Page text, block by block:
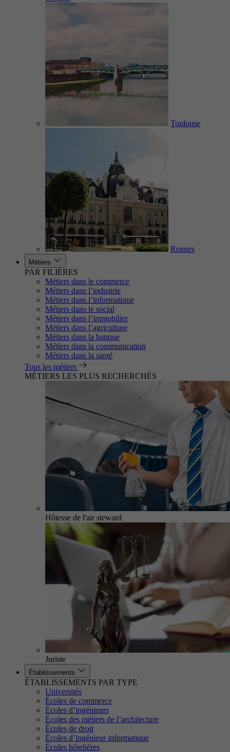
Toulouse
Rennes
Métiers
PAR FILIÈRES
Métiers dans le commerce
Métiers dans l’industrie
Métiers dans l’informatique
Métiers dans le social
Métiers dans l’immobilier
Métiers dans l’agriculture
Métiers dans la banque
Métiers dans la communication
Métiers dans la santé
Tous les métiers
MÉTIERS LES PLUS RECHERCHÉS
Hôtesse de l'air steward
Juriste
Établissements
ÉTABLISSEMENTS PAR TYPE
Universités
Écoles de commerce
Écoles d’ingénieurs
Écoles des métiers de l’architecture
Écoles de droit
Écoles d’ingénieur informatique
Écoles hôtelières